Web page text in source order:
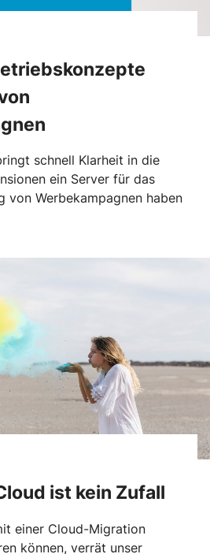
schnell Klarheit in die
ein Server für das
von Werbekampagnen haben
ist kein Zufall
einer Cloud-Migration
können, verrät unser